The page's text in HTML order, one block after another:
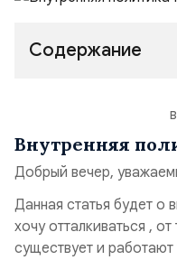
Содержание
Внутренняя
Добрый вечер,
Данная статья будет о
хочу отталкиваться ,
существует и работают